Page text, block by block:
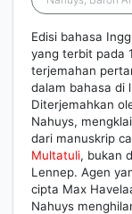
Edisi bahasa
yang terbit pada
terjemahan
dalam bahasa di
Diterjemahkan
Nahuys,
dari manuskrip
Multatuli, bukan
Lennep. Agen
cipta Max
Nahuys